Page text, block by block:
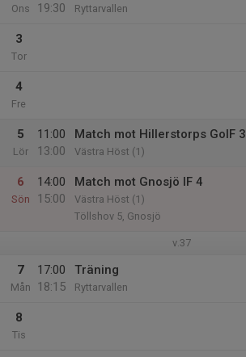
Ons
19:30
Ryttarvallen
3
Tor
4
Fre
5
Lör
11:00
13:00
Match mot Hillerstorps GoIF 3
Västra Höst (1)
6
Sön
14:00
15:00
Match mot Gnosjö IF 4
Västra Höst (1)
Töllshov 5, Gnosjö
v.37
7
Mån
17:00
18:15
Träning
Ryttarvallen
8
Tis